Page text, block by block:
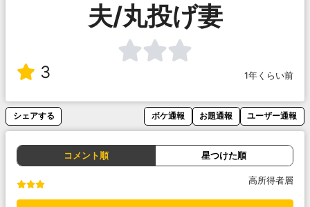
夫/丸投げ妻
3 1年くらい前
シェアする ボケ通報 お題通報 ユーザー通報
コメント順 星つけた順
高所得者層